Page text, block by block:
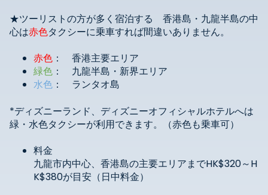
★ツーリストの方が多く宿泊する 香港島・九龍半島の中
心は赤色タクシーに乗車すれば間違いありません。
赤色 ： 香港主要エリア
緑色 ： 九龍半島・新界エリア
水色 ： ランタオ島
*ディズニーランド、ディズニーオフィシャルホテルへは
緑・水色タクシーが利用できます。（赤色も乗車可）
料金
九龍市内中心、香港島の主要エリアまでHK$320～H
K$380が目安（日中料金）